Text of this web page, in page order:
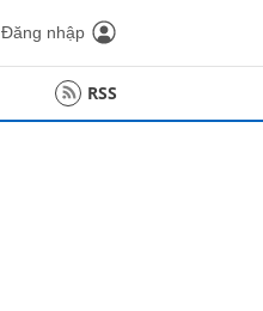
Đăng nhập
RSS